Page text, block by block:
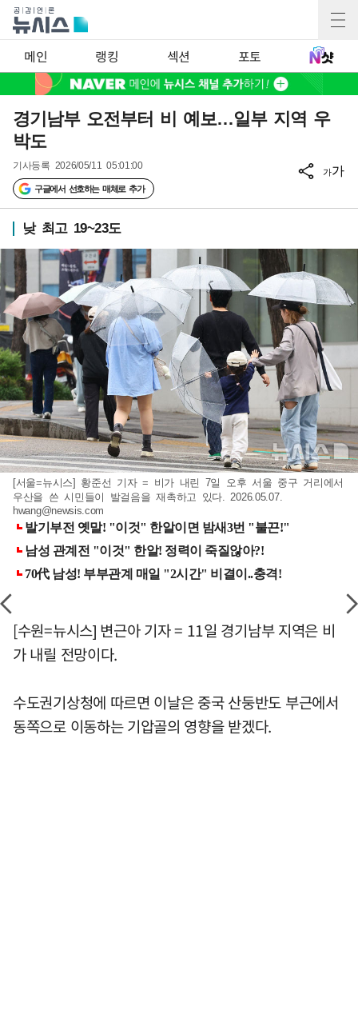
메인 랭킹 섹션 포토
경기남부 오전부터 비 예보…일부 지역 우
박도
기사등록 2026/05/11 05:01:00
구글에서 선호하는 매체로 추가
가가
낮 최고 19~23도
[서울=뉴시스] 황준선 기자 = 비가 내린 7일 오후 서울 중구 거리에서
우산을 쓴 시민들이 발걸음을 재촉하고 있다. 2026.05.07.
hwang@newsis.com
[수원=뉴시스] 변근아 기자 = 11일 경기남부 지역은 비
가 내릴 전망이다.
수도권기상청에 따르면 이날은 중국 산둥반도 부근에서
동쪽으로 이동하는 기압골의 영향을 받겠다.